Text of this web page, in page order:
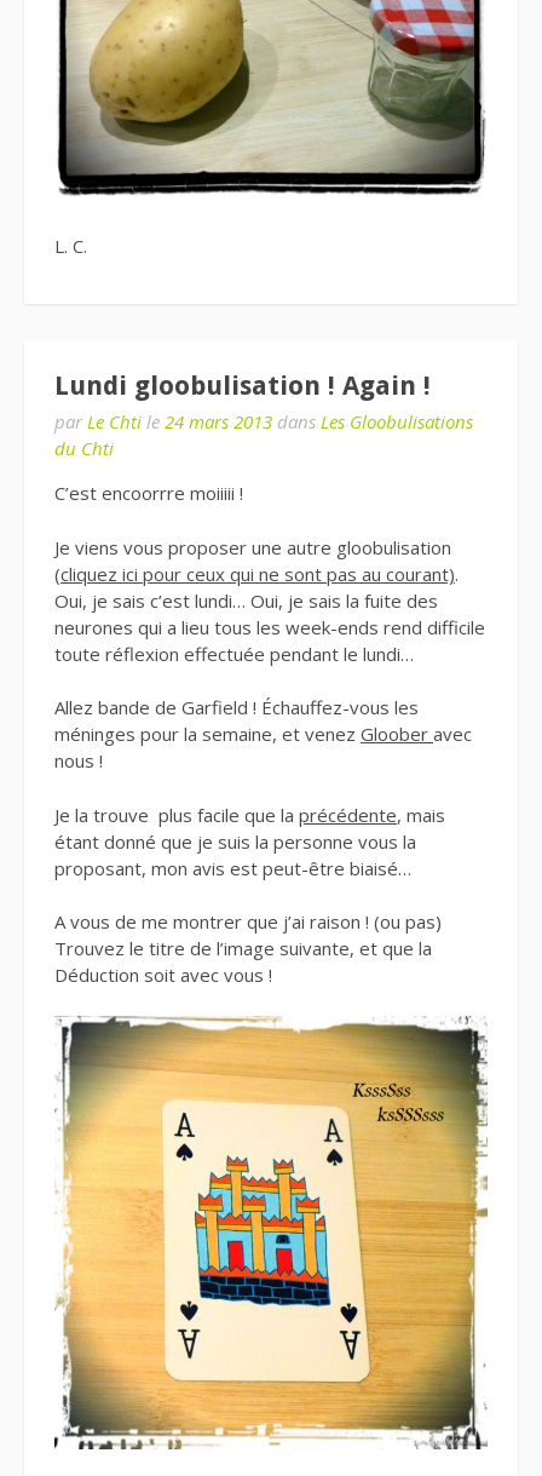
L. C.
Lundi gloobulisation ! Again !
par Le Chti le 24 mars 2013 dans Les Gloobulisations
du Chti
C’est encoorrre moiiiii !
Je viens vous proposer une autre gloobulisation
(cliquez ici pour ceux qui ne sont pas au courant).
Oui, je sais c’est lundi… Oui, je sais la fuite des
neurones qui a lieu tous les week-ends rend difficile
toute réflexion effectuée pendant le lundi…
Allez bande de Garfield ! Échauffez-vous les
méninges pour la semaine, et venez Gloober avec
nous !
Je la trouve plus facile que la précédente, mais
étant donné que je suis la personne vous la
proposant, mon avis est peut-être biaisé…
A vous de me montrer que j’ai raison ! (ou pas)
Trouvez le titre de l’image suivante, et que la
Déduction soit avec vous !